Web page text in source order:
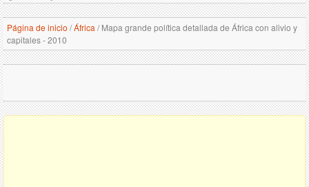
Página de inicio /África /Mapa grande política detallada de África con alivio y
capitales - 2010